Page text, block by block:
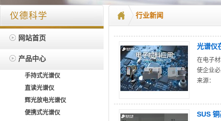
仪德科学
网站首页
产品中心
手持式光谱仪
直读光谱仪
辉光放电光谱仪
便携式光谱仪
行业新闻
光谱仪
在电子
使企业
来源：
SUS